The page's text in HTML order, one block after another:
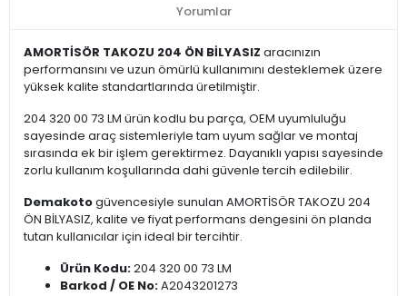
Yorumlar
AMORTİSÖR TAKOZU 204 ÖN BİLYASIZ aracınızın
performansını ve uzun ömürlü kullanımını desteklemek üzere
yüksek kalite standartlarında üretilmiştir.
204 320 00 73 LM ürün kodlu bu parça, OEM uyumluluğu
sayesinde araç sistemleriyle tam uyum sağlar ve montaj
sırasında ek bir işlem gerektirmez. Dayanıklı yapısı sayesinde
zorlu kullanım koşullarında dahi güvenle tercih edilebilir.
Demakotogüvencesiyle sunulan AMORTİSÖR TAKOZU 204
ÖN BİLYASIZ, kalite ve fiyat performans dengesini ön planda
tutan kullanıcılar için ideal bir tercihtir.
Ürün Kodu:204 320 00 73 LM
Barkod / OE No:A2043201273